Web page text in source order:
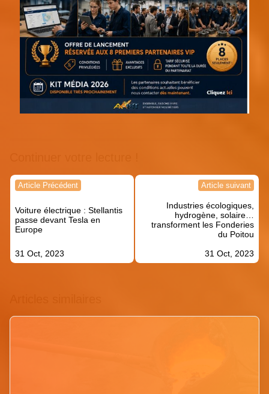
Navigation
l’article
Article Précédent
Voiture électrique : Stellantis
passe devant Tesla en
Europe
31 Oct, 2023
Article suivant
Industries écologiques,
hydrogène, solaire…
transforment les Fonderies
du Poitou
31 Oct, 2023